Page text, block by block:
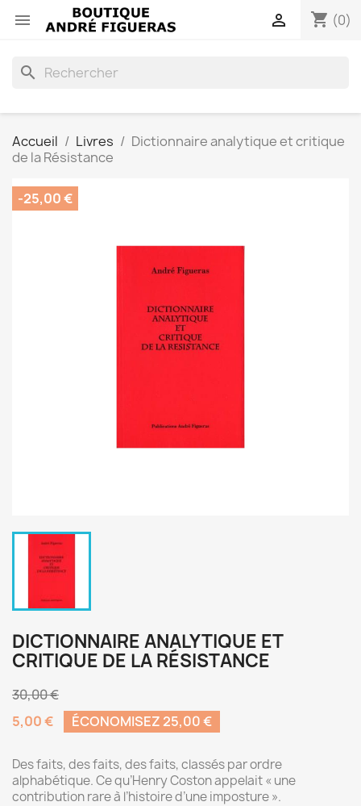
 shopping_cart (0)

search
Accueil Livres
Dictionnaire analytique et critique
de la Résistance
-25,00 €
DICTIONNAIRE ANALYTIQUE ET
CRITIQUE DE LA RÉSISTANCE
30,00 €
5,00 €
ÉCONOMISEZ 25,00 €
Des faits, des faits, des faits, classés par ordre
alphabétique. Ce qu’Henry Coston appelait « une
contribution rare à l’histoire d’une imposture ».